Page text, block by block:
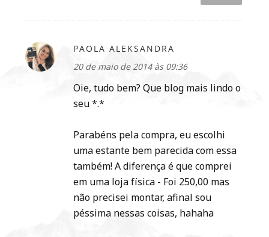
PAOLA ALEKSANDRA
20 de maio de 2014 às 09:36
Oie, tudo bem? Que blog mais lindo o
seu *.*
Parabéns pela compra, eu escolhi
uma estante bem parecida com essa
também! A diferença é que comprei
em uma loja física - Foi 250,00 mas
não precisei montar, afinal sou
péssima nessas coisas, hahaha